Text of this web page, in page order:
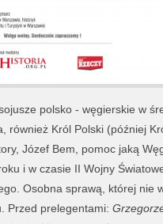
polsko - węgierskie w
również Król Polski (później
Józef Bem, pomoc jaką
i w czasie II Wojny
Osobna sprawą, której nie
Przed prelegentami: